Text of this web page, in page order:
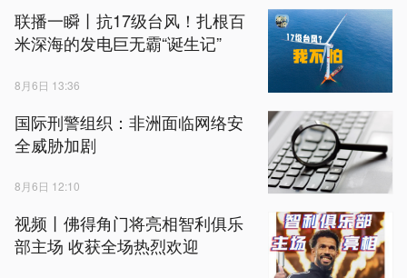
联播一瞬丨抗17级台风！扎根百
米深海的发电巨无霸“诞生记”
8月6日 13:36
国际刑警组织：非洲面临网络安
全威胁加剧
8月6日 12:10
视频丨佛得角门将亮相智利俱乐
部主场 收获全场热烈欢迎